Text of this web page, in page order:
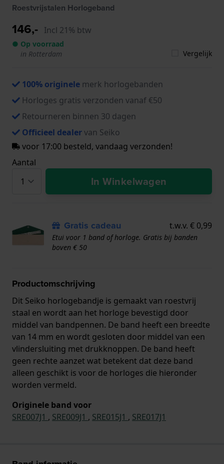
Roestvrijstalen Horlogeband
146,- Incl 21% btw
● Op voorraad
in Rotterdam
Vergelijk
100% originele merk horlogebanden
Horloges gratis verzonden vanaf €50
Retourneren binnen 30 dagen
Officieel dealervan Seiko
voor 17:00 besteld, vandaag verzonden!
Aantal
In Winkelwagen
Gratis cadeau t.w.v. € 0,99
Etui voor 1 band of horloge. Gratis bij banden
boven € 50
Productomschrijving
Dit Seiko horlogebandje is gemaakt van roestvrij
staal en wordt aan het horloge bevestigd door
middel van bandpennen. De band heeft een breedte
van 14 mm en wordt gesloten door middel van een
vlindersluiting met drukknoppen. De band heeft
geen rechte aanzet wat betekent dat deze band
alleen geschikt is voor de horloges die hieronder
worden vermeld.
Originele band voor
SRE007J1 , SRE009J1 , SRE015J1 , SRE017J1